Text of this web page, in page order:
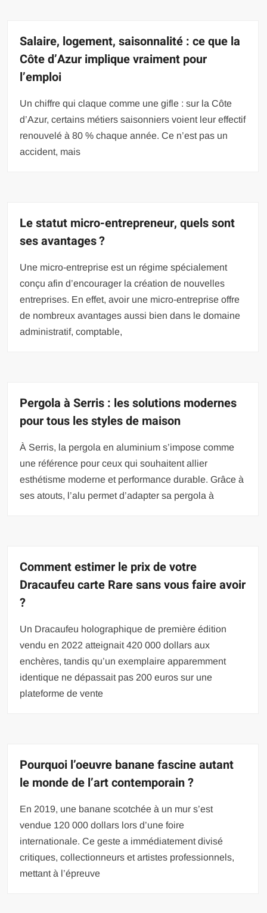
Salaire, logement, saisonnalité : ce que la
Côte d’Azur implique vraiment pour
l’emploi
Un chiffre qui claque comme une gifle : sur la Côte
d’Azur, certains métiers saisonniers voient leur effectif
renouvelé à 80 % chaque année. Ce n’est pas un
accident, mais
Le statut micro-entrepreneur, quels sont
ses avantages ?
Une micro-entreprise est un régime spécialement
conçu afin d’encourager la création de nouvelles
entreprises. En effet, avoir une micro-entreprise offre
de nombreux avantages aussi bien dans le domaine
administratif, comptable,
Pergola à Serris : les solutions modernes
pour tous les styles de maison
À Serris, la pergola en aluminium s’impose comme
une référence pour ceux qui souhaitent allier
esthétisme moderne et performance durable. Grâce à
ses atouts, l’alu permet d’adapter sa pergola à
Comment estimer le prix de votre
Dracaufeu carte Rare sans vous faire avoir
?
Un Dracaufeu holographique de première édition
vendu en 2022 atteignait 420 000 dollars aux
enchères, tandis qu’un exemplaire apparemment
identique ne dépassait pas 200 euros sur une
plateforme de vente
Pourquoi l’oeuvre banane fascine autant
le monde de l’art contemporain ?
En 2019, une banane scotchée à un mur s’est
vendue 120 000 dollars lors d’une foire
internationale. Ce geste a immédiatement divisé
critiques, collectionneurs et artistes professionnels,
mettant à l’épreuve